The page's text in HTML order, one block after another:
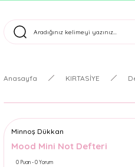
Tüm Siparişler
Anasayfa KIRTASİYE
Minnoş Dükkan
Mood Mini Not Defteri
0 Puan - 0 Yorum